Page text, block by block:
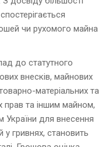
чи рухомого майна
до статутного
внесків, майнових
матеріальних та
прав та іншим майном,
для внесення
у гривнях, становить